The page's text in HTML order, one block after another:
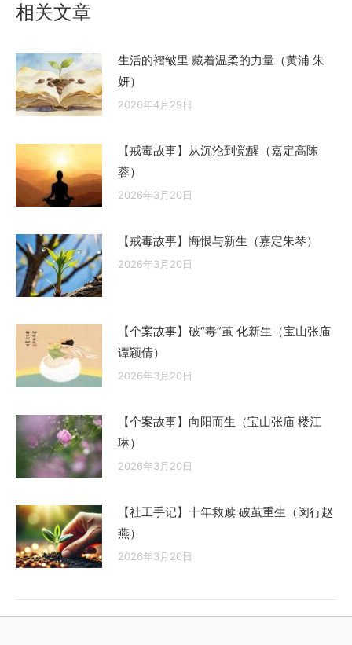
相关文章
生活的褶皱里 藏着温柔的力量（黄浦 朱
妍）
2026年4月29日
【戒毒故事】从沉沦到觉醒（嘉定高陈
蓉）
2026年3月20日
【戒毒故事】悔恨与新生（嘉定朱琴）
2026年3月20日
【个案故事】破“毒”茧 化新生（宝山张庙
谭颖倩）
2026年3月20日
【个案故事】向阳而生（宝山张庙 楼江
琳）
2026年3月20日
【社工手记】十年救赎 破茧重生（闵行赵
燕）
2026年3月20日